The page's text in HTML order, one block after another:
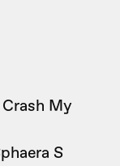
My
S